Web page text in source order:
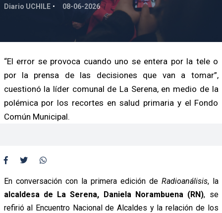
Diario UCHILE 08-06-2026
“El error se provoca cuando uno se entera por la tele o
por la prensa de las decisiones que van a tomar”,
cuestionó la líder comunal de La Serena, en medio de la
polémica por los recortes en salud primaria y el Fondo
Común Municipal.
En conversación con la primera edición de Radioanálisis, la
alcaldesa de La Serena, Daniela Norambuena (RN), se
refirió al Encuentro Nacional de Alcaldes y la relación de los